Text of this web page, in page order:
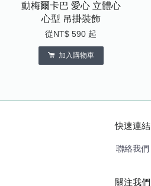
動梅爾卡巴 愛心 立體心
心型 吊掛裝飾
從 NT$ 590 起
加入購物車
快速連結
聯絡我們
關注我們